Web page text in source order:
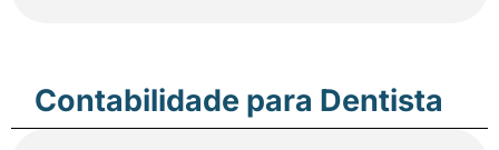
Contabilidade para Dentista